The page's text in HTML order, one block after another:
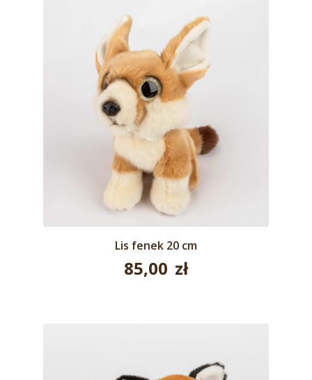
Lis fenek 20 cm
85,00 zł